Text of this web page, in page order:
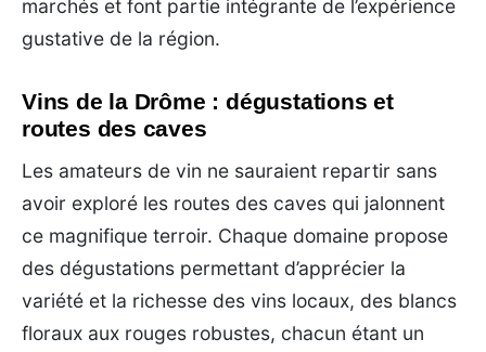
marchés et font partie intégrante de l’expérience
gustative de la région.
Vins de la Drôme : dégustations et
routes des caves
Les amateurs de vin ne sauraient repartir sans
avoir exploré les routes des caves qui jalonnent
ce magnifique terroir. Chaque domaine propose
des dégustations permettant d’apprécier la
variété et la richesse des vins locaux, des blancs
floraux aux rouges robustes, chacun étant un